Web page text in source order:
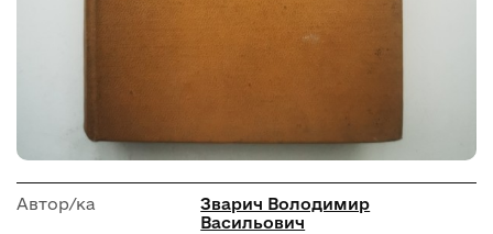
Автор/ка
Зварич Володимир
Васильович